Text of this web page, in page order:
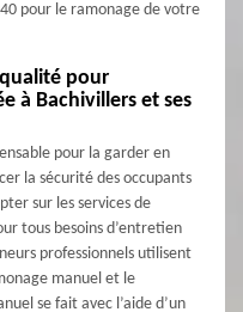
pour le ramonage de votre
pour
à Bachivillers et ses
pour la garder en
la sécurité des occupants
sur les services de
tous besoins d’entretien
professionnels utilisent
manuel et le
se fait avec l’aide d’un